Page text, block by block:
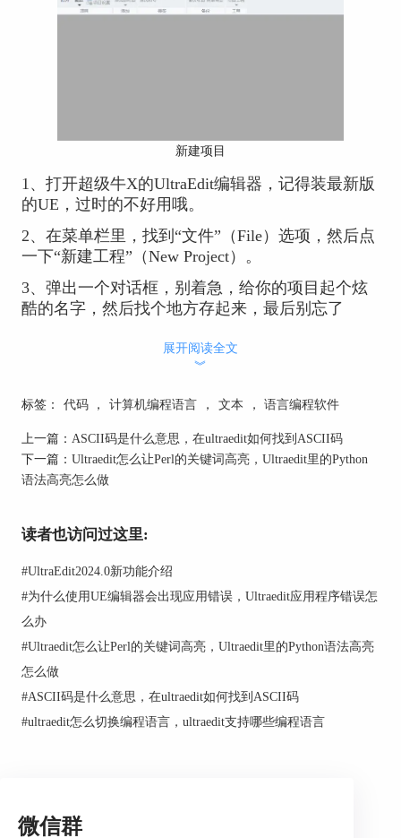
新建项目
1、打开超级牛X的UltraEdit编辑器，记得装最新版
的UE，过时的不好用哦。
2、在菜单栏里，找到“文件”（File）选项，然后点
一下“新建工程”（New Project）。
3、弹出一个对话框，别着急，给你的项目起个炫
酷的名字，然后找个地方存起来，最后别忘了
4、哇哦，恭喜你，一个超级酷炫的工程项目就这
开发吧！
二、UE怎么管理工程项目文件
UltraEdit提供了便捷的工程项目管理功能，帮助你
轻松组织和管理项目文件。以下是一些UE中常用
楚。
展开阅读全文
︾
标签： 代码 ， 计算机编程语言 ， 文本 ， 语言编程软件
上一篇： ASCII码是什么意思，在ultraedit如何找到ASCII码
下一篇： Ultraedit怎么让Perl的关键词高亮，Ultraedit里的Python
语法高亮怎么做
读者也访问过这里:
#UltraEdit2024.0新功能介绍
#为什么使用UE编辑器会出现应用错误，Ultraedit应用程序错误怎
么办
#Ultraedit怎么让Perl的关键词高亮，Ultraedit里的Python语法高亮
怎么做
#ASCII码是什么意思，在ultraedit如何找到ASCII码
#ultraedit怎么切换编程语言，ultraedit支持哪些编程语言
微信群